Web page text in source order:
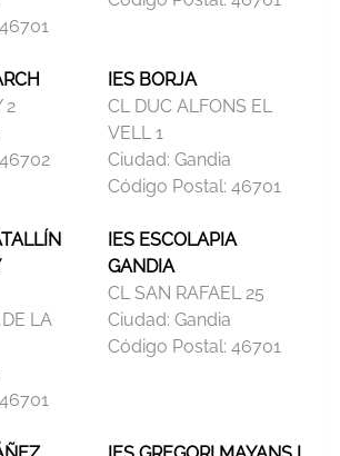
46701
2
46702
IES BORJA
CL DUC ALFONS EL
VELL 1
Ciudad: Gandia
Código Postal: 46701
LA
46701
IES ESCOLAPIA
GANDIA
CL SAN RAFAEL 25
Ciudad: Gandia
Código Postal: 46701